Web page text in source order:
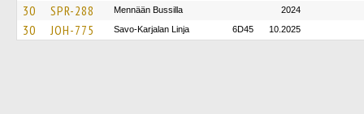
30 SPR-288 Mennään Bussilla 2024
30 JOH-775 Savo-Karjalan Linja 6D45 10.2025